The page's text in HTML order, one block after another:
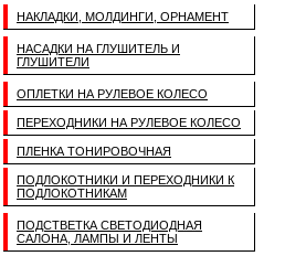
НАКЛАДКИ, МОЛДИНГИ, ОРНАМЕНТ
НАСАДКИ НА ГЛУШИТЕЛЬ И
ГЛУШИТЕЛИ
ОПЛЕТКИ НА РУЛЕВОЕ КОЛЕСО
ПЕРЕХОДНИКИ НА РУЛЕВОЕ КОЛЕСО
ПЛЕНКА ТОНИРОВОЧНАЯ
ПОДЛОКОТНИКИ И ПЕРЕХОДНИКИ К
ПОДЛОКОТНИКАМ
ПОДСТВЕТКА СВЕТОДИОДНАЯ
САЛОНА, ЛАМПЫ И ЛЕНТЫ